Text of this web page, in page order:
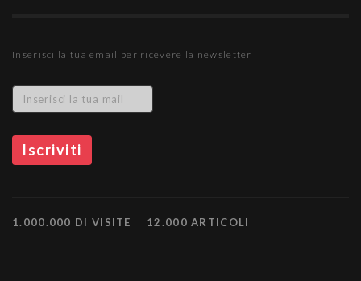
Inserisci la tua email per ricevere la newsletter
1.000.000 DI VISITE 12.000 ARTICOLI